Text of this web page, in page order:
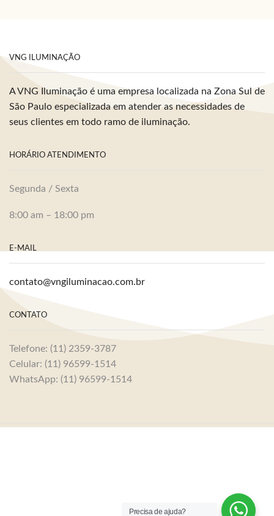
VNG ILUMINAÇÃO
A VNG Iluminação é uma empresa localizada na Zona Sul de
São Paulo especializada em atender as necessidades de
seus clientes em todo ramo de iluminação.
HORÁRIO ATENDIMENTO
Segunda / Sexta
8:00 am – 18:00 pm
E-MAIL
contato@vngiluminacao.com.br
CONTATO
Telefone: (11) 2359-3787
Celular: (11) 96599-1514
WhatsApp: (11) 96599-1514
Precisa de ajuda?